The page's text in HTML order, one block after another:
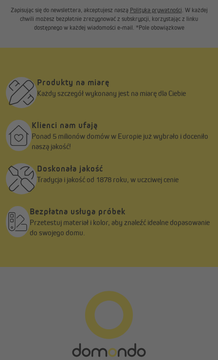
Zapisując się do newslettera, akceptujesz naszą Polityka prywatności. W każdej
chwili możesz bezpłatnie zrezygnować z subskrypcji, korzystając z linku
dostępnego w każdej wiadomości e-mail. *Pole obowiązkowe
Produkty na miarę
Każdy szczegół wykonany jest na miarę dla Ciebie
Klienci nam ufają
Ponad 5 milionów domów w Europie już wybrało i doceniło
naszą jakość!
Doskonała jakość
Tradycja i jakość od 1878 roku, w uczciwej cenie
Bezpłatna usługa próbek
Przetestuj materiał i kolor, aby znaleźć idealne dopasowanie
do swojego domu.